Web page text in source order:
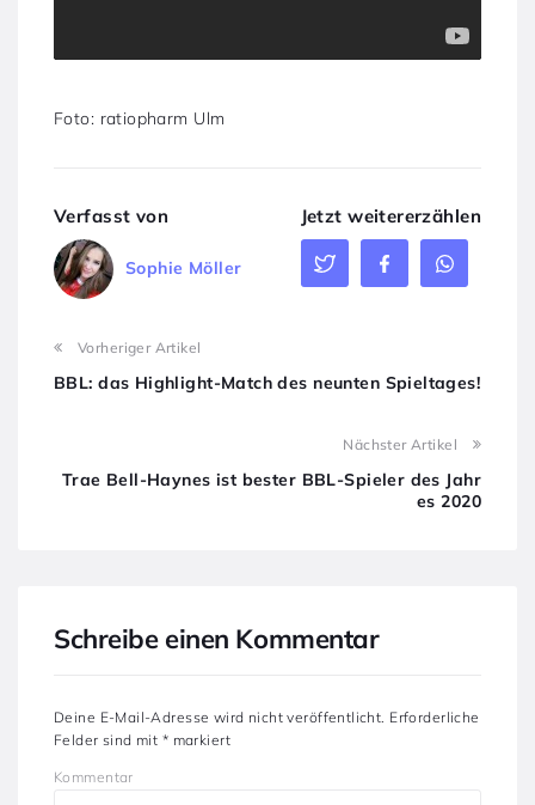
Foto: ratiopharm Ulm
Verfasst von
Sophie Möller
Jetzt weitererzählen
Vorheriger Artikel
BBL: das Highlight-Match des neunten Spieltages!
Nächster Artikel
Trae Bell-Haynes ist bester BBL-Spieler des Jahr
es 2020
Schreibe einen Kommentar
Deine E-Mail-Adresse wird nicht veröffentlicht. Erforderliche
Felder sind mit * markiert
Kommentar